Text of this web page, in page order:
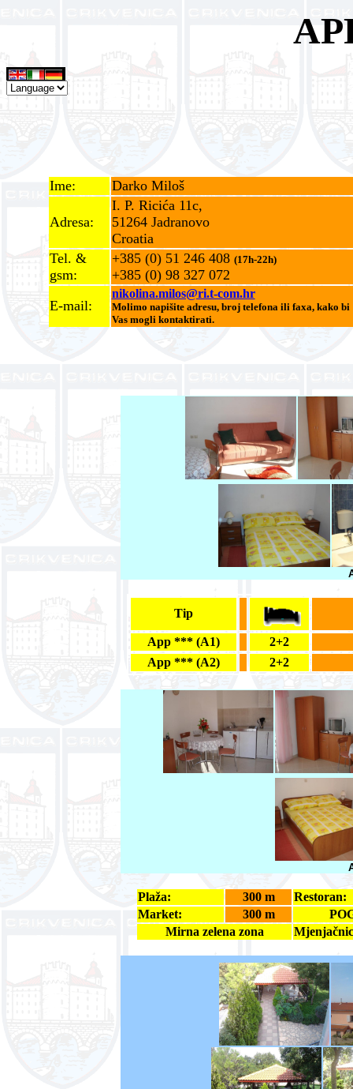
Ime: Darko Miloš
Adresa:
I. P. Ricića 11c,
51264 Jadranovo
Croatia
Tel. &
gsm:
+385 (0) 51 246 408 (17h-22h)
+385 (0) 98 327 072
E-mail:
nikolina.milos@ri.t-com.hr
Molimo napišite adresu, broj telefona ili faxa, kako bi
Vas mogli kontaktirati.
Tip
App *** (A1)
2+2
App *** (A2)
2+2
Plaža: 300 m
Restoran:
Market:
300 m
Mirna zelena zona